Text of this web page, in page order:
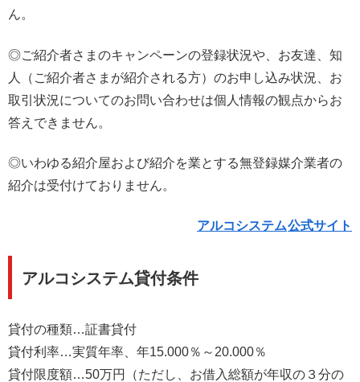
ん。
◎ご紹介者さまのキャンペーンの登録状況や、お友達、知
人（ご紹介者さまが紹介される方）のお申し込み状況、お
取引状況についてのお問い合わせは個人情報の観点からお
答えできません。
◎いわゆる紹介屋および紹介を業とする無登録媒介業者の
紹介は受付けておりません。
アルコシステム公式サイト
アルコシステム貸付条件
貸付の種類…証書貸付
貸付利率…実質年率、年15.000％～20.000％
貸付限度額…50万円（ただし、お借入総額が年収の３分の